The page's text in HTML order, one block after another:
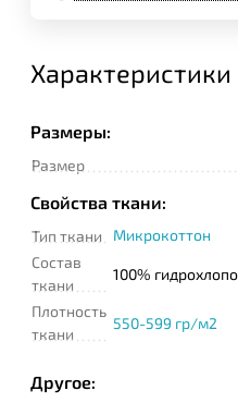
Характеристики
Размеры:
Размер
Свойства ткани:
Тип ткани
Микрокоттон
Состав
ткани
100%
Плотность
ткани
550-599 гр/м2
Другое: